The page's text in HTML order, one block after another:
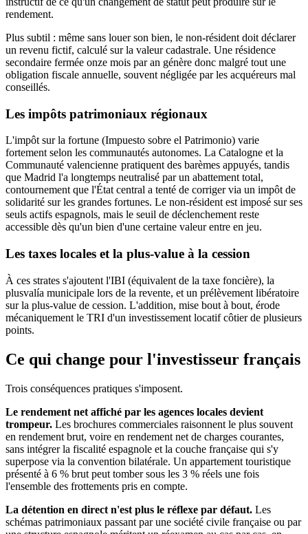
rendement.
Plus subtil : même sans louer son bien, le non-résident doit déclarer
un revenu fictif, calculé sur la valeur cadastrale. Une résidence
secondaire fermée onze mois par an génère donc malgré tout une
obligation fiscale annuelle, souvent négligée par les acquéreurs mal
conseillés.
Les impôts patrimoniaux régionaux
L'impôt sur la fortune (Impuesto sobre el Patrimonio) varie
fortement selon les communautés autonomes. La Catalogne et la
Communauté valencienne pratiquent des barèmes appuyés, tandis
que Madrid l'a longtemps neutralisé par un abattement total,
contournement que l'État central a tenté de corriger via un impôt de
solidarité sur les grandes fortunes. Le non-résident est imposé sur ses
seuls actifs espagnols, mais le seuil de déclenchement reste
accessible dès qu'un bien d'une certaine valeur entre en jeu.
Les taxes locales et la plus-value à la cession
À ces strates s'ajoutent l'IBI (équivalent de la taxe foncière), la
plusvalía municipale lors de la revente, et un prélèvement libératoire
sur la plus-value de cession. L'addition, mise bout à bout, érode
mécaniquement le TRI d'un investissement locatif côtier de plusieurs
points.
Ce qui change pour l'investisseur français
Trois conséquences pratiques s'imposent.
Le rendement net affiché par les agences locales devient
trompeur. Les brochures commerciales raisonnent le plus souvent
en rendement brut, voire en rendement net de charges courantes,
sans intégrer la fiscalité espagnole et la couche française qui s'y
superpose via la convention bilatérale. Un appartement touristique
présenté à 6 % brut peut tomber sous les 3 % réels une fois
l'ensemble des frottements pris en compte.
La détention en direct n'est plus le réflexe par défaut. Les
schémas patrimoniaux passant par une société civile française ou par